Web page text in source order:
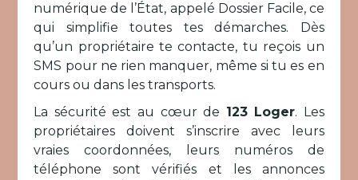
numérique de l’État, appelé Dossier Facile, ce
qui simplifie toutes tes démarches. Dès
qu’un propriétaire te contacte, tu reçois un
SMS pour ne rien manquer, même si tu es en
cours ou dans les transports.
La sécurité est au cœur de 123 Loger. Les
propriétaires doivent s’inscrire avec leurs
vraies coordonnées, leurs numéros de
téléphone sont vérifiés et les annonces